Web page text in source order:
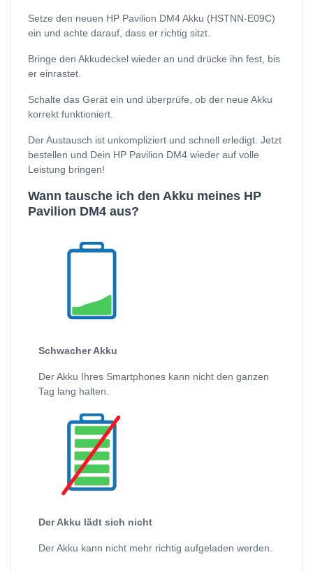
Setze den neuen HP Pavilion DM4 Akku (HSTNN-E09C)
ein und achte darauf, dass er richtig sitzt.
Bringe den Akkudeckel wieder an und drücke ihn fest, bis
er einrastet.
Schalte das Gerät ein und überprüfe, ob der neue Akku
korrekt funktioniert.
Der Austausch ist unkompliziert und schnell erledigt. Jetzt
bestellen und Dein HP Pavilion DM4 wieder auf volle
Leistung bringen!
Wann tausche ich den Akku meines HP
Pavilion DM4 aus?
Schwacher Akku
Der Akku Ihres Smartphones kann nicht den ganzen
Tag lang halten.
Der Akku lädt sich nicht
Der Akku kann nicht mehr richtig aufgeladen werden.